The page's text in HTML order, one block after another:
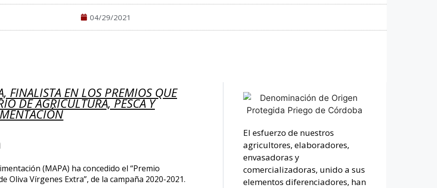
04/29/2021
FINALISTA EN LOS PREMIOS QUE
DE AGRICULTURA, PESCA Y
(MAPA) ha concedido el “Premio
Oliva Vírgenes Extra”, de la campaña 2020-2021.
El esfuerzo de nuestros
agricultores, elaboradores,
envasadoras y
comercializadoras, unido a sus
elementos diferenciadores, han